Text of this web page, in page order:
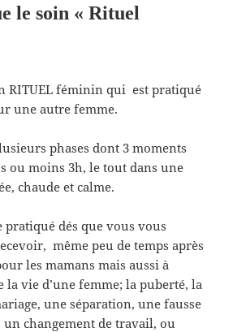
le soin « Rituel
RITUEL féminin qui est pratiqué
une autre femme.
phases dont 3 moments
ou moins 3h, le tout dans une
chaude et calme.
dés que vous vous
même peu de temps après
les mamans mais aussi à
la vie d’une femme; la puberté, la
une séparation, une fausse
changement de travail, ou